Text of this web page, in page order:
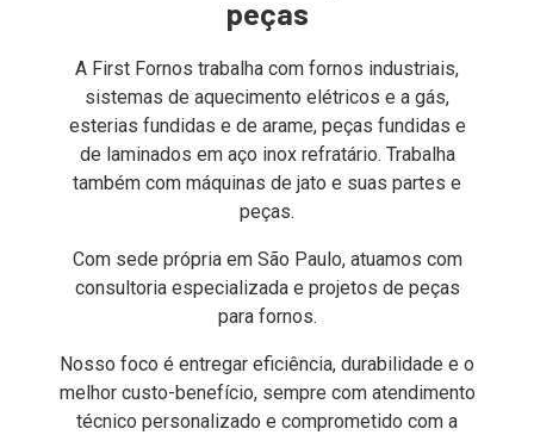
peças
A First Fornos trabalha com fornos industriais,
sistemas de aquecimento elétricos e a gás,
esterias fundidas e de arame, peças fundidas e
de laminados em aço inox refratário. Trabalha
também com máquinas de jato e suas partes e
peças.
Com sede própria em São Paulo, atuamos com
consultoria especializada e projetos de peças
para fornos.
Nosso foco é entregar eficiência, durabilidade e o
melhor custo-benefício, sempre com atendimento
técnico personalizado e comprometido com a